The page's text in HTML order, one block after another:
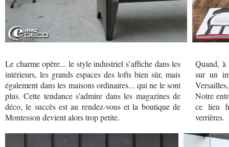
Le charme opère... le style industriel s’affiche dans les
intérieurs, les grands espaces des lofts bien sûr, mais
également dans les maisons ordinaires... qui ne le sont
plus. Cette tendance s'admire dans les magazines de
déco, le succès est au rendez-vous et la boutique de
Montesson devient alors trop petite.
Quand, à
sur un
Notre
ce lieu
verrières.